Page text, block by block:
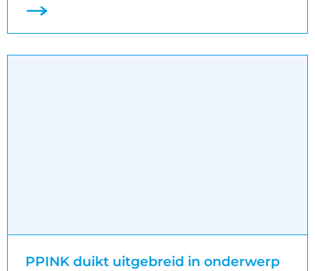
PPINK duikt uitgebreid in onderwerp